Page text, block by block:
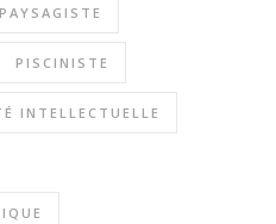
PAYSAGISTE
PISCINISTE
INTELLECTUELLE